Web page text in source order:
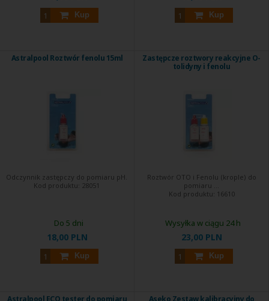
Kup Kup
Astralpool Roztwór fenolu 15ml
Odczynnik zastępczy do pomiaru pH.
Kod produktu: 28051
18,00 PLN
Kup
Do 5 dni
Zastępcze roztwory reakcyjne O-
tolidyny i fenolu
Roztwór OTO i Fenolu (krople) do
pomiaru ...
Kod produktu: 16610
23,00 PLN
Kup
Wysyłka w ciągu 24 h
Astralpool ECO tester do pomiaru
Aseko Zestaw kalibracyjny do